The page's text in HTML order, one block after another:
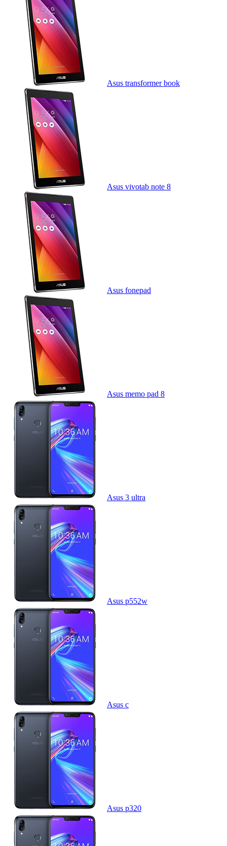
Asus transformer book
Asus vivotab note 8
Asus fonepad
Asus memo pad 8
Asus 3 ultra
Asus p552w
Asus c
Asus p320